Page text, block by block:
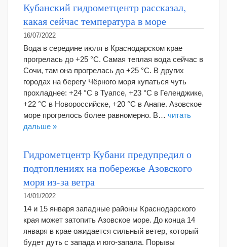
Кубанский гидрометцентр рассказал,
какая сейчас температура в море
16/07/2022
Вода в середине июля в Краснодарском крае
прогрелась до +25 °С. Самая теплая вода сейчас в
Сочи, там она прогрелась до +25 °С. В других
городах на берегу Чёрного моря купаться чуть
прохладнее: +24 °С в Туапсе, +23 °С в Геленджике,
+22 °С в Новороссийске, +20 °С в Анапе. Азовское
море прогрелось более равномерно. В… читать
дальше »
Гидрометцентр Кубани предупредил о
подтоплениях на побережье Азовского
моря из-за ветра
14/01/2022
14 и 15 января западные районы Краснодарского
края может затопить Азовское море. До конца 14
января в крае ожидается сильный ветер, который
будет дуть с запада и юго-запала. Порывы